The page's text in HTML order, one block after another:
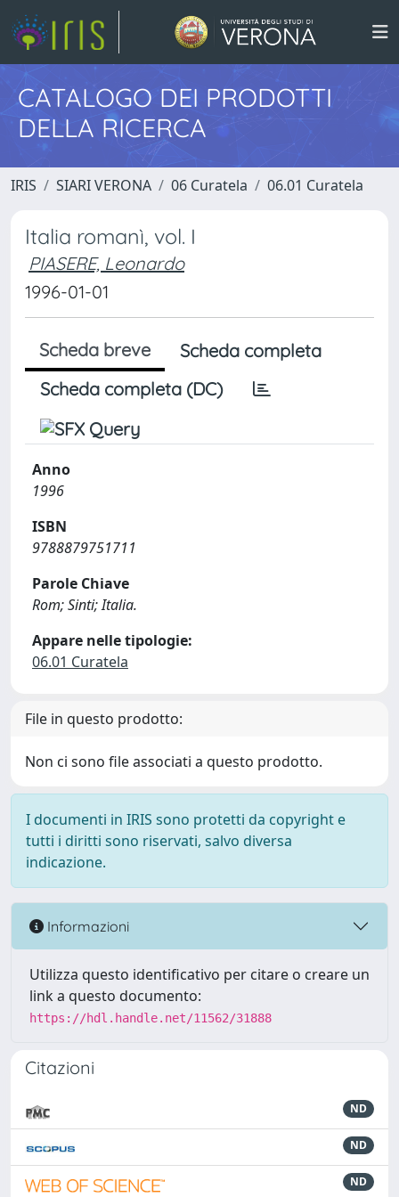
CATALOGO DEI PRODOTTI
DELLA RICERCA
IRIS SIARI VERONA 06 Curatela 06.01 Curatela
Italia romanì, vol. I
PIASERE, Leonardo
1996-01-01
Scheda breve
Scheda completa
Scheda completa (DC)
Anno
1996
ISBN
9788879751711
Parole Chiave
Rom; Sinti; Italia.
Appare nelle tipologie:
06.01 Curatela
File in questo prodotto:
Non ci sono file associati a questo prodotto.
I documenti in IRIS sono protetti da copyright e
tutti i diritti sono riservati, salvo diversa
indicazione.
Informazioni
Utilizza questo identificativo per citare o creare un
link a questo documento:
https://hdl.handle.net/11562/31888
Citazioni
ND
ND
ND